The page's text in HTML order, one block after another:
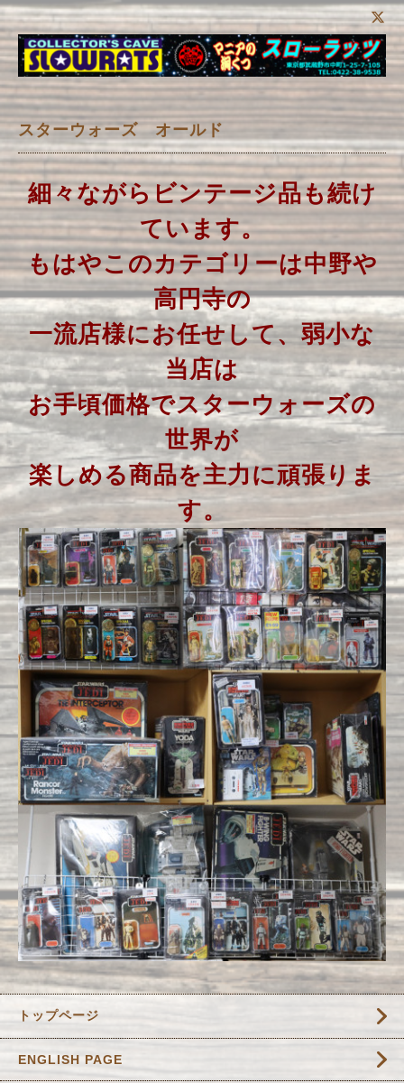
スターウォーズ オールド
細々ながらビンテージ品も続け
ています。
もはやこのカテゴリーは中野や
高円寺の
一流店様にお任せして、弱小な
当店は
お手頃価格でスターウォーズの
世界が
楽しめる商品を主力に頑張りま
す。
トップページ
ENGLISH PAGE